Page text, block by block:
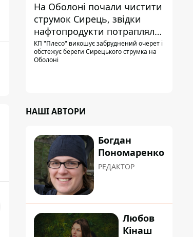
На Оболоні почали чистити
струмок Сирець, звідки
нафтопродукти потрапляли
до озер
КП "Плесо" викошує забруднений очерет і
обстежує береги Сирецького струмка на
Оболоні
НАШІ АВТОРИ
Богдан
Пономаренко
РЕДАКТОР
Любов
Кінаш